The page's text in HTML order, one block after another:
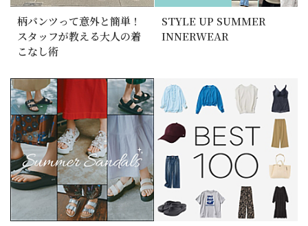
柄パンツって意外と簡単！
スタッフが教える大人の着
こなし術
STYLE UP SUMMER
INNERWEAR